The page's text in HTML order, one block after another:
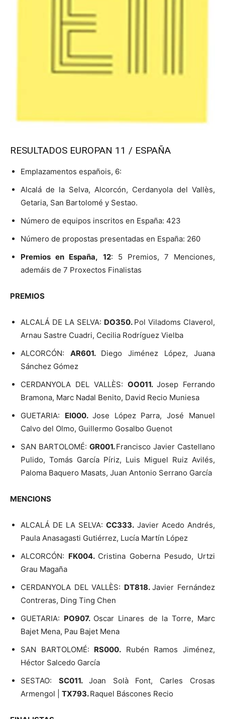
RESULTADOS EUROPAN 11 / ESPAÑA
Emplazamentos españois, 6:
Alcalá de la Selva, Alcorcón, Cerdanyola del Vallès,
Getaria, San Bartolomé y Sestao.
Número de equipos inscritos en España: 423
Número de propostas presentadas en España: 260
Premios en España, 12: 5 Premios, 7 Menciones,
ademáis de 7 Proxectos Finalistas
PREMIOS
ALCALÁ DE LA SELVA: DO350. Pol Viladoms Claverol,
Arnau Sastre Cuadri, Cecilia Rodríguez Vielba
ALCORCÓN: AR601. Diego Jiménez López, Juana
Sánchez Gómez
CERDANYOLA DEL VALLÈS: OO011. Josep Ferrando
Bramona, Marc Nadal Benito, David Recio Muniesa
GUETARIA: EI000. Jose López Parra, José Manuel
Calvo del Olmo, Guillermo Gosalbo Guenot
SAN BARTOLOMÉ: GR001.Francisco Javier Castellano
Pulido, Tomás García Píriz, Luis Miguel Ruiz Avilés,
Paloma Baquero Masats, Juan Antonio Serrano García
MENCIONS
ALCALÁ DE LA SELVA: CC333. Javier Acedo Andrés,
Paula Anasagasti Gutiérrez, Lucía Martín López
ALCORCÓN: FK004. Cristina Goberna Pesudo, Urtzi
Grau Magaña
CERDANYOLA DEL VALLÈS: DT818.Javier Fernández
Contreras, Ding Ting Chen
GUETARIA: PO907. Oscar Linares de la Torre, Marc
Bajet Mena, Pau Bajet Mena
SAN BARTOLOMÉ: RS000. Rubén Ramos Jiménez,
Héctor Salcedo García
SESTAO: SC011. Joan Solà Font, Carles Crosas
Armengol | TX793.Raquel Báscones Recio